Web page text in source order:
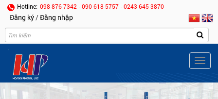
Hotline: 098 876 7342 - 090 618 5757 - 0243 645 3870
Đăng ký/Đăng nhập